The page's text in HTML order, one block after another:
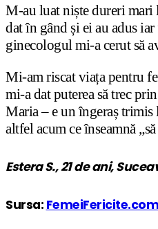
M-au luat niște dureri mari
dat în gând și ei au adus
ginecologul mi-a cerut să
Mi-am riscat viața pentru
mi-a dat puterea să trec
Maria – e un îngeraș trimis
altfel acum ce înseamnă
Estera S., 21 de ani,
Sursa: FemeiFericite.com